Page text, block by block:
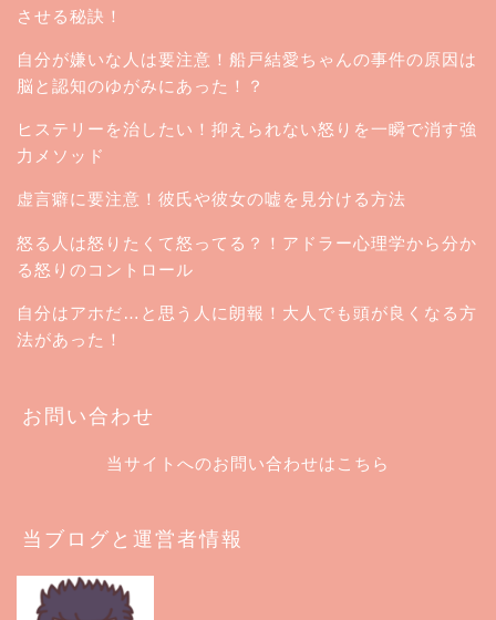
させる秘訣！
自分が嫌いな人は要注意！船戸結愛ちゃんの事件の原因は
脳と認知のゆがみにあった！？
ヒステリーを治したい！抑えられない怒りを一瞬で消す強
力メソッド
虚言癖に要注意！彼氏や彼女の嘘を見分ける方法
怒る人は怒りたくて怒ってる？！アドラー心理学から分か
る怒りのコントロール
自分はアホだ…と思う人に朗報！大人でも頭が良くなる方
法があった！
お問い合わせ
当サイトへのお問い合わせはこちら
当ブログと運営者情報